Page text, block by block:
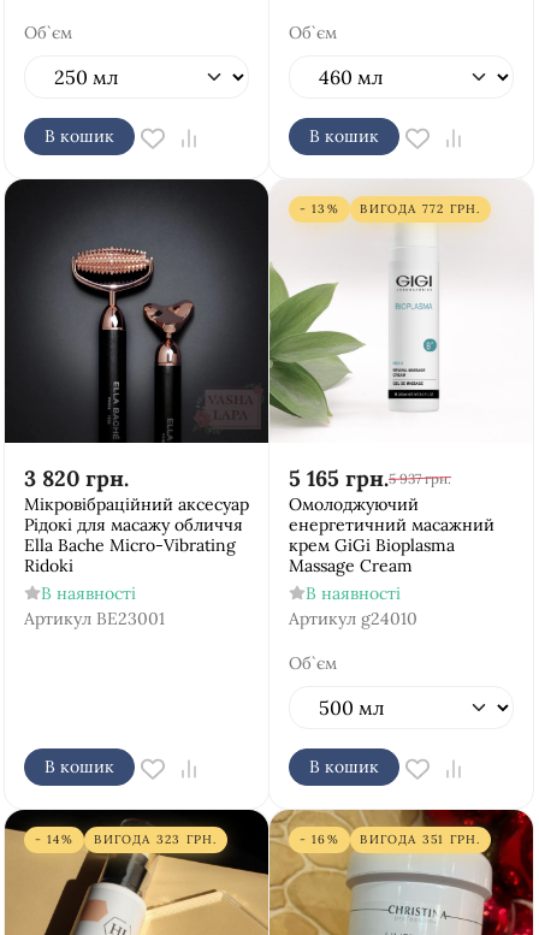
Об`єм
В кошик
Об`єм
В кошик
3 820 грн.
Мікровібраційний аксесуар
Рідокі для масажу обличчя
Ella Bache Micro-Vibrating
Ridoki
В наявності
Артикул BE23001
В кошик
- 13% ВИГОДА 772 ГРН.
5 165 грн.5 937 грн.
Омолоджуючий
енергетичний масажний
крем GiGi Bioplasma
Massage Cream
В наявності
Артикул g24010
Об`єм
В кошик
- 14% ВИГОДА 323 ГРН. - 16% ВИГОДА 351 ГРН.